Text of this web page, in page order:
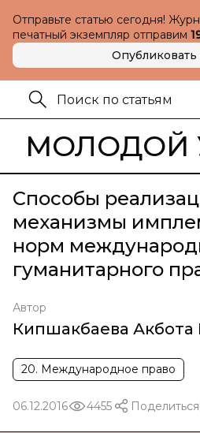
Отправьте статью сегодня!
печатный экземпляр отправим
Опубликовать
МОЛОДОЙ
Способы
механизмы
норм
гуманитарного
Автор
Кипшакбаева
20. Международное право
06.12.2016 4455 Поделиться